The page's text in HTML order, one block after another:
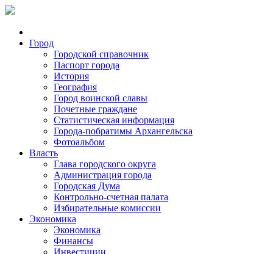
Город
Городской справочник
Паспорт города
История
География
Город воинской славы
Почетные граждане
Статистическая информация
Города-побратимы Архангельска
Фотоальбом
Власть
Глава городского округа
Администрация города
Городская Дума
Контрольно-счетная палата
Избирательные комиссии
Экономика
Экономика
Финансы
Инвестиции